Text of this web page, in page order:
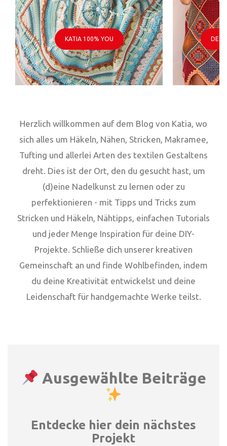
KATIA 100% YOU
Herzlich willkommen auf dem Blog von Katia, wo
sich alles um Häkeln, Nähen, Stricken, Makramee,
Tufting und allerlei Arten des textilen Gestaltens
dreht. Dies ist der Ort, den du gesucht hast, um
(d)eine Nadelkunst zu lernen oder zu
perfektionieren - mit Tipps und Tricks zum
Stricken und Häkeln, Nähtipps, einfachen Tutorials
und jeder Menge Inspiration für deine DIY-
Projekte. Schließe dich unserer kreativen
Gemeinschaft an und finde Wohlbefinden, indem
du deine Kreativität entwickelst und deine
Leidenschaft für handgemachte Werke teilst.
Ausgewählte Beiträge
Entdecke hier dein nächstes
Projekt